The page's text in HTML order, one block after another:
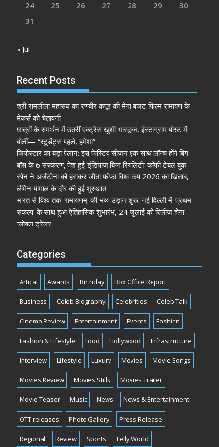
24
25 26 27 28 29
30
31
« Jul
Recent Posts
श्री रामलीला महासंघ का रणबीर कपूर की मेगा बजट फिल्म रामायण के
मेकर्स को चेतावनी
छात्रों के समर्थन में उतरीं एक्ट्रेस खुशी भारद्वाज, इंस्टाग्राम पोस्ट में
बोलीं— “स्टूडेंट्स पहले, हमेशा”
जियोस्टार का बड़ा ऐलान: इस फेस्टिव सीज़न एक साथ लॉन्च होंगे बिग
बॉस के 6 संस्करण, पेश हुई ‘इंडियाज़ बिग्ग रियलिटी’ कॉफी टेबल बुक
स्पेन ने अर्जेंटीना को हराकर जीता फीफा विश्व कप 2026 का खिताब,
लैमिन यामाल के दौर की हुई शुरुआत
भारत से विश्व तक ‘रामायणम्’ की भव्य उड़ान शुरू: नई दिल्ली में ‘प्रथम
संकल्प’ के साथ हुआ ऐतिहासिक शुभारंभ, 24 जुलाई को रिलीज होगा
ग्लोबल ट्रेलर
Categories
Artical Awards Birthday Box Office Report
Business Celeb Biography Celebrities Celeb Talk
Cinema Review Entertainment Events Fashion
Fashion & Lifestyle Food Hollywood Infrastructure
Interview Lifestyle Luxury Movies Movie Songs
Movies Review Movies Stills Movies Trailer
Movie Teaser Music News News & Entertainment
OTT releases Photo Gallery Press Release
Regional Review Sports Telly World